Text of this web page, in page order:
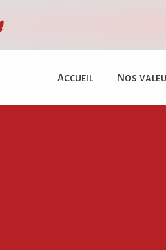
Accueil Nos